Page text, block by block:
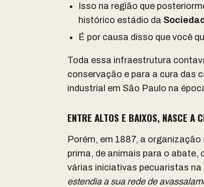
Isso na região que
histórico estádio da
É por causa disso que você
Toda essa infraestrutura
conservação e para a cura das
industrial em São Paulo na
ENTRE ALTOS E BAIXOS, NASCE A
Porém, em 1887, a organização
prima, de animais para o abate,
várias iniciativas pecuaristas
estendia a sua rede de